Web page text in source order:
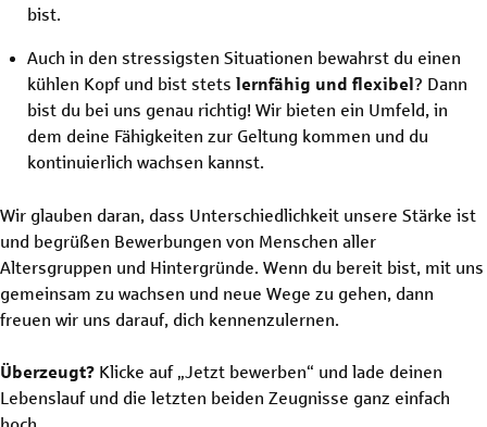
bist.
Auch in den stressigsten Situationen bewahrst du einen
kühlen Kopf und bist stetslernfähig und flexibel ? Dann
bist du bei uns genau richtig! Wir bieten ein Umfeld, in
dem deine Fähigkeiten zur Geltung kommen und du
kontinuierlich wachsen kannst.
Wir glauben daran, dass Unterschiedlichkeit unsere Stärke ist
und begrüßen Bewerbungen von Menschen aller
Altersgruppen und Hintergründe. Wenn du bereit bist, mit uns
gemeinsam zu wachsen und neue Wege zu gehen, dann
freuen wir uns darauf, dich kennenzulernen.
Überzeugt? Klicke auf „Jetzt bewerben“ und lade deinen
Lebenslauf und die letzten beiden Zeugnisse ganz einfach